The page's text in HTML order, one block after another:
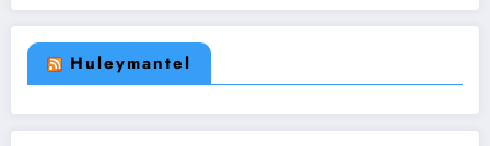
Huleymantel